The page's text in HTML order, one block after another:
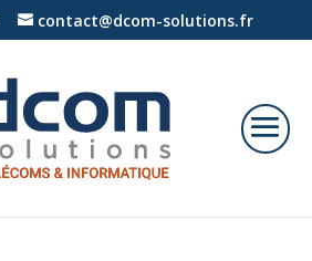
contact@dcom-solutions.fr